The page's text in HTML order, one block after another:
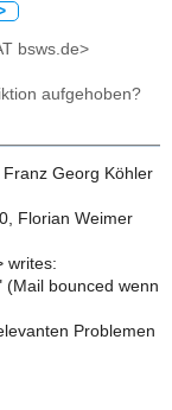
bsws.de>
aufgehoben?
Georg Köhler
Florian Weimer
writes:
(Mail bounced wenn
Problemen